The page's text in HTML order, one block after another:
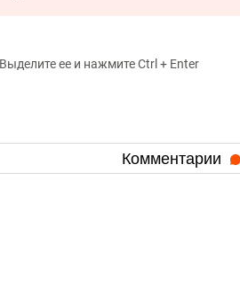
ее и нажмите Ctrl + Enter
Комментарии